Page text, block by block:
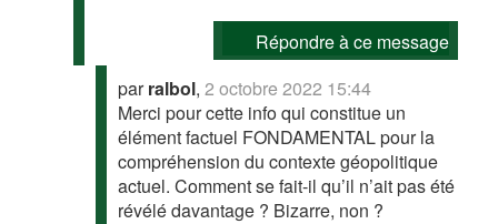
Répondre à ce message
parralbol,2 octobre 2022 15:44
Merci pour cette info qui constitue un
élément factuel FONDAMENTAL pour la
compréhension du contexte géopolitique
actuel. Comment se fait-il qu’il n’ait pas été
révélé davantage ? Bizarre, non ?